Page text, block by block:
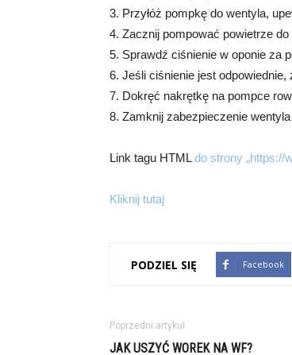
3. Przyłóż pompkę do wentyla,
4. Zacznij pompować powietrze do
5. Sprawdź ciśnienie w oponie za
6. Jeśli ciśnienie jest
7. Dokręć nakrętkę na pompce
8. Zamknij zabezpieczenie
Link tagu HTMLdo strony „https://
Kliknij tutaj
PODZIEL SIĘ Facebook
Poprzedni artykuł
JAK USZYĆ WOREK NA WF?